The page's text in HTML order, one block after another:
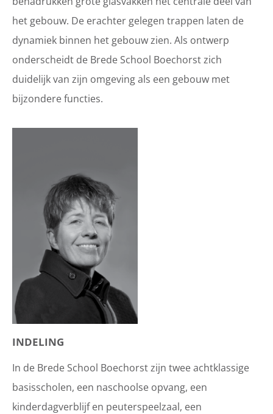
het gebouw. De erachter gelegen trappen laten de
dynamiek binnen het gebouw zien. Als ontwerp
onderscheidt de Brede School Boechorst zich
duidelijk van zijn omgeving als een gebouw met
bijzondere functies.
INDELING
In de Brede School Boechorst zijn twee achtklassige
basisscholen, een naschoolse opvang, een
kinderdagverblijf en peuterspeelzaal, een